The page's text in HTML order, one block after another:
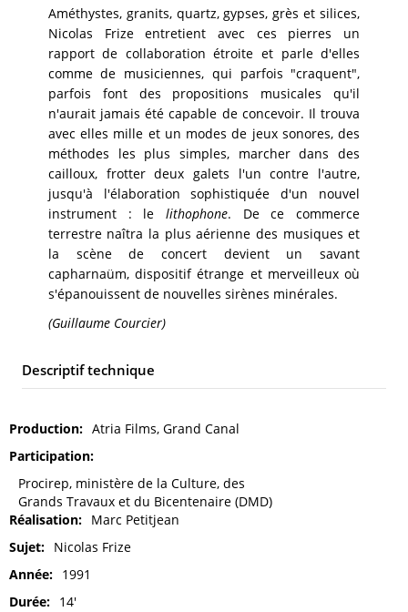
Améthystes, granits, quartz, gypses, grès et silices,
Nicolas Frize entretient avec ces pierres un
rapport de collaboration étroite et parle d'elles
comme de musiciennes, qui parfois "craquent",
parfois font des propositions musicales qu'il
n'aurait jamais été capable de concevoir. Il trouva
avec elles mille et un modes de jeux sonores, des
méthodes les plus simples, marcher dans des
cailloux, frotter deux galets l'un contre l'autre,
jusqu'à l'élaboration sophistiquée d'un nouvel
instrument : le lithophone. De ce commerce
terrestre naîtra la plus aérienne des musiques et
la scène de concert devient un savant
capharnaüm, dispositif étrange et merveilleux où
s'épanouissent de nouvelles sirènes minérales.
(Guillaume Courcier)
Descriptif technique
Production
Atria Films, Grand Canal
Participation
Procirep, ministère de la Culture, des
Grands Travaux et du Bicentenaire (DMD)
Réalisation
Marc Petitjean
Sujet
Nicolas Frize
Année
1991
Durée
14'